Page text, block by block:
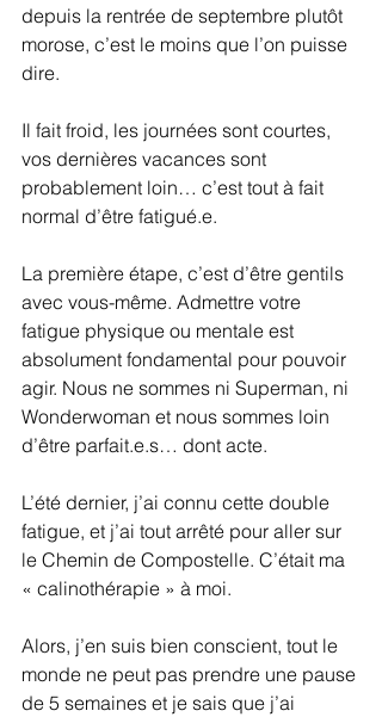
depuis la rentrée de septembre plutôt
morose, c’est le moins que l’on puisse
dire.
Il fait froid, les journées sont courtes,
vos dernières vacances sont
probablement loin… c’est tout à fait
normal d’être fatigué.e.
La première étape, c’est d’être gentils
avec vous-même. Admettre votre
fatigue physique ou mentale est
absolument fondamental pour pouvoir
agir. Nous ne sommes ni Superman, ni
Wonderwoman et nous sommes loin
d’être parfait.e.s… dont acte.
L’été dernier, j’ai connu cette double
fatigue, et j’ai tout arrêté pour aller sur
le Chemin de Compostelle. C’était ma
« calinothérapie » à moi.
Alors, j’en suis bien conscient, tout le
monde ne peut pas prendre une pause
de 5 semaines et je sais que j’ai